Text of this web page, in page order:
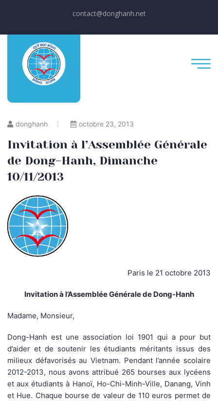
contact@donghanh.net
donghanh octobre 23, 2013
Invitation à l’Assemblée Générale
de Dong-Hanh, Dimanche
10/11/2013
Paris le 21 octobre 2013
Invitation à l’Assemblée Générale de Dong-Hanh
Madame, Monsieur,
Dong-Hanh est une association loi 1901 qui a pour but
d’aider et de soutenir les étudiants méritants issus des
milieux défavorisés au Vietnam. Pendant l’année scolaire
2012-2013, nous avons attribué 265 bourses aux lycéens
et aux étudiants à Hanoï, Ho-Chi-Minh-Ville, Danang, Vinh
et Hue. Chaque bourse de valeur de 110 euros permet de